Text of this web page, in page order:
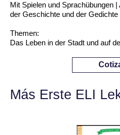
Mit Spielen und Sprachübungen |
der Geschichte und der
Themen:
Das Leben in der Stadt und auf
Más Erste ELI